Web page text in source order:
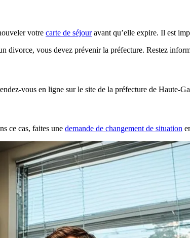
votre carte de séjouravant qu’elle expire. Il est
divorce, vous devez prévenir la préfecture. Restez
vous en ligne sur le site de la préfecture de Haute-
ce cas, faites une demande de changement de situation